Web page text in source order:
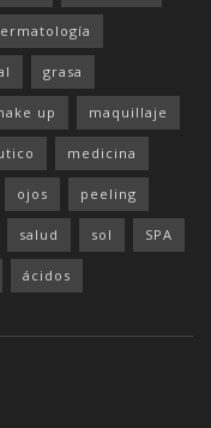
grasa
up maquillaje
medicina
ojos peeling
salud sol SPA
ácidos